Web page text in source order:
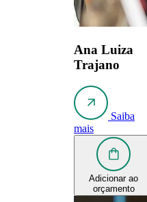
Ana Luiza
Trajano
Saiba
mais
Adicionar ao
orçamento